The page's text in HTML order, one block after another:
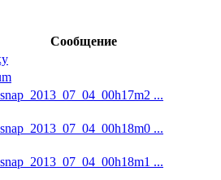
Сообщение
...
...
...